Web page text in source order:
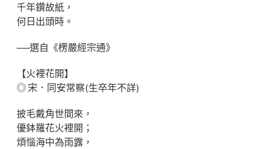
千年鑽故紙，
何日出頭時。
──選自《楞嚴經宗通》
【火裡花開】
◎ 宋．同安常察(生卒年不詳)
披毛戴角世間來，
優鉢羅花火裡開；
煩惱海中為雨露，